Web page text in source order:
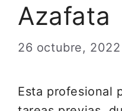
Azafata
26 octubre, 2022
Esta profesional